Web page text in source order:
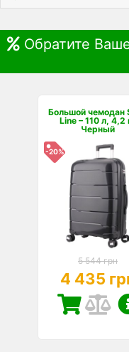
Обратите
Большой чемодан
Line – 110 л, 4,2
Черный
-20%
5 544 грн
4 435